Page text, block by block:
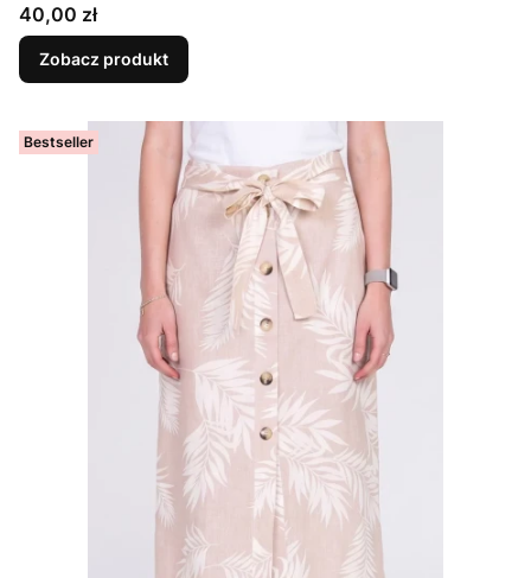
Cena
40,00 zł
Zobacz produkt
Bestseller